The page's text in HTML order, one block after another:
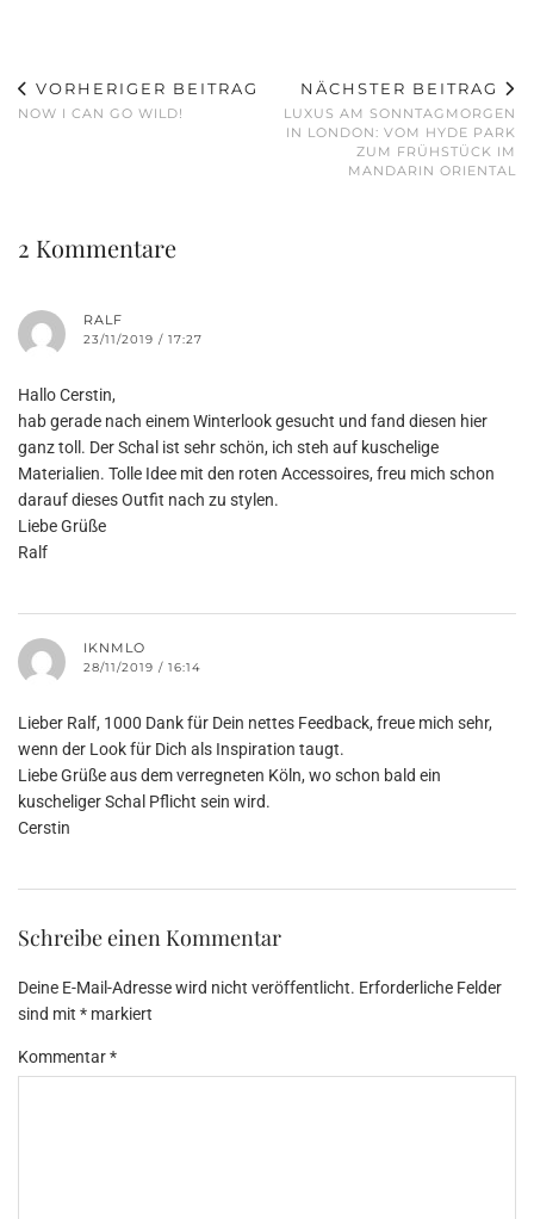
VORHERIGER BEITRAG
NOW I CAN GO WILD!
NÄCHSTER BEITRAG
LUXUS AM SONNTAGMORGEN
IN LONDON: VOM HYDE PARK
ZUM FRÜHSTÜCK IM
MANDARIN ORIENTAL
2 Kommentare
RALF
23/11/2019 / 17:27
Hallo Cerstin,
hab gerade nach einem Winterlook gesucht und fand diesen hier
ganz toll. Der Schal ist sehr schön, ich steh auf kuschelige
Materialien. Tolle Idee mit den roten Accessoires, freu mich schon
darauf dieses Outfit nach zu stylen.
Liebe Grüße
Ralf
IKNMLO
28/11/2019 / 16:14
Lieber Ralf, 1000 Dank für Dein nettes Feedback, freue mich sehr,
wenn der Look für Dich als Inspiration taugt.
Liebe Grüße aus dem verregneten Köln, wo schon bald ein
kuscheliger Schal Pflicht sein wird.
Cerstin
Schreibe einen Kommentar
Deine E-Mail-Adresse wird nicht veröffentlicht. Erforderliche Felder
sind mit * markiert
Kommentar*